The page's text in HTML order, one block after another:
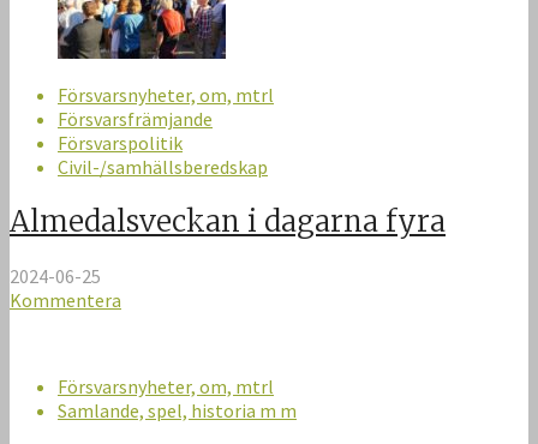
Försvarsnyheter, om, mtrl
Försvarsfrämjande
Försvarspolitik
Civil-/samhällsberedskap
Almedalsveckan i dagarna fyra
2024-06-25
Kommentera
Försvarsnyheter, om, mtrl
Samlande, spel, historia m m